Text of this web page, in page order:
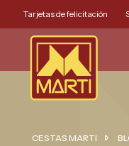
Tarjetas de felicitación
CESTAS MARTI